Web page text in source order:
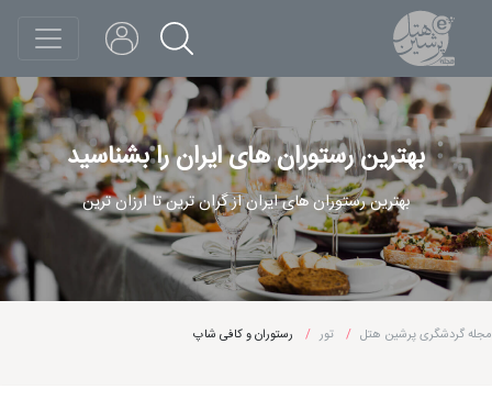
بهترین رستوران های ایران را بشناسید
بهترین رستوران های ایران از گران ترین تا ارزان ترین
مجله گردشگری پرشین هتل تور رستوران و کافی شاپ